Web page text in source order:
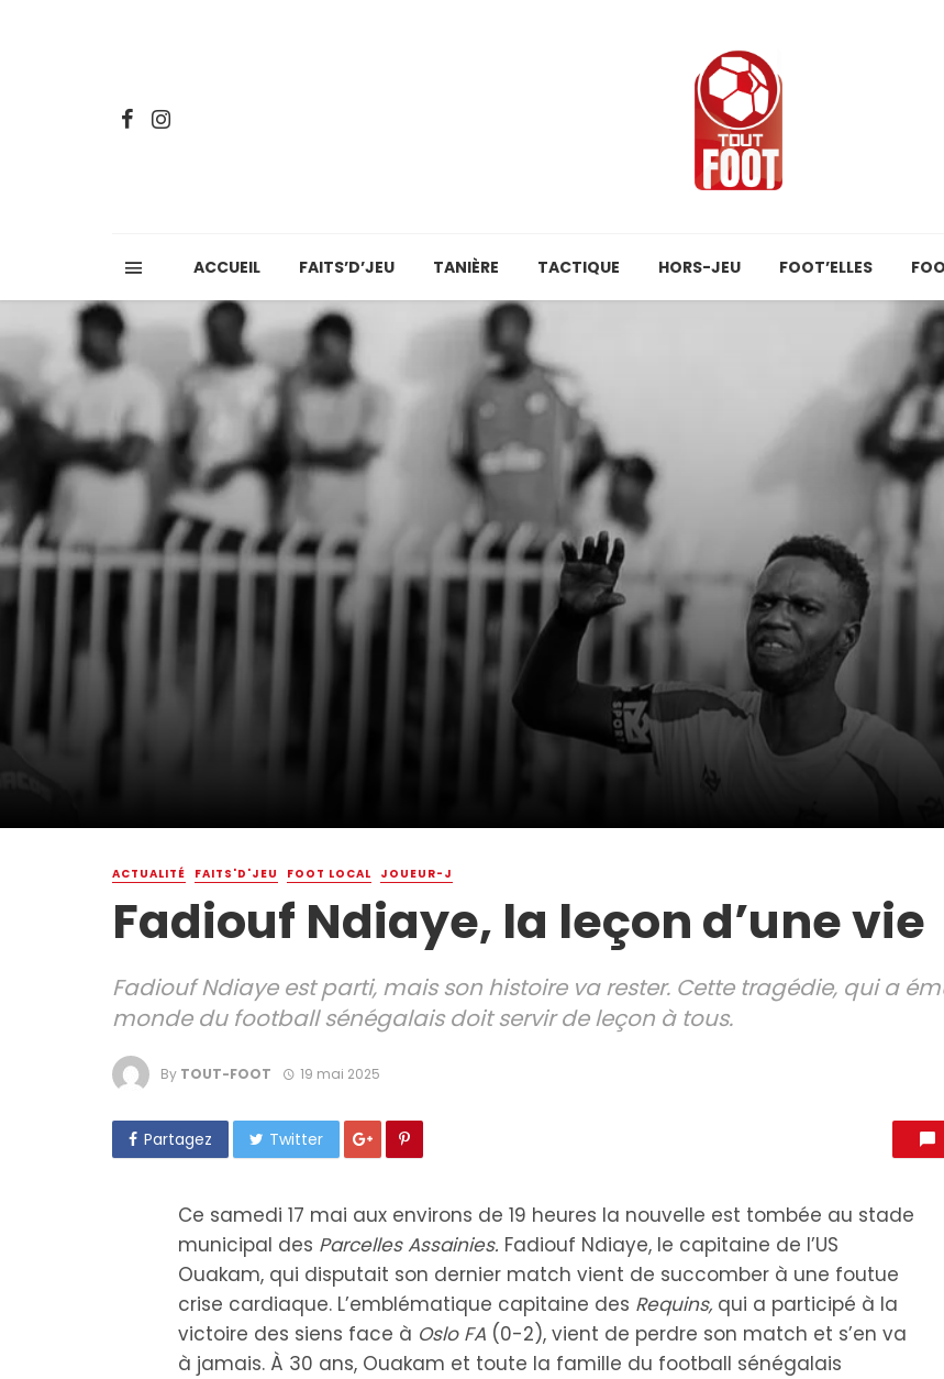
ACCUEIL FAITS’D’JEU TANIÈRE TACTIQUE HORS-JEU FOOT’ELLES
ACTUALITÉ FAITS'D'JEU FOOT LOCAL JOUEUR-J
Fadiouf Ndiaye, la leçon d’une vie
Fadiouf Ndiaye est parti, mais son histoire va rester. Cette tragédie, qui a
monde du football sénégalais doit servir de leçon à tous.
By TOUT-FOOT 19 mai 2025
Partagez Twitter
Ce samedi 17 mai aux environs de 19 heures la nouvelle est tombée au stade
municipal des Parcelles Assainies. Fadiouf Ndiaye, le capitaine de l’US
Ouakam, qui disputait son dernier match vient de succomber à une foutue
crise cardiaque. L’emblématique capitaine des Requins, qui a participé à la
victoire des siens face à Oslo FA (0-2), vient de perdre son match et s’en va
à jamais. À 30 ans, Ouakam et toute la famille du football sénégalais